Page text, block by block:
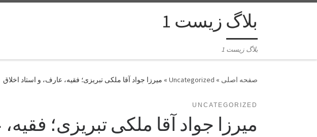
بلاگ زیست 1
بلاگ زیست 1
»
Uncategorized
» میرزا جواد آقا ملکی تبریزی؛ فقیه، عارف، و استاد اخلاق
UNCATEGORIZED
میرزا جواد آقا ملکی تبریزی؛